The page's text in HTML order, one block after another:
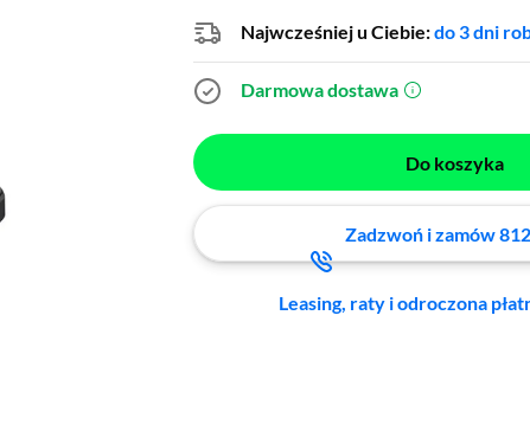
Najwcześniej u Ciebie:do 3 dni
Darmowa dostawa (otworzy się w
Do koszyka
Zadzwoń i zamów
Leasing, raty i odroczona